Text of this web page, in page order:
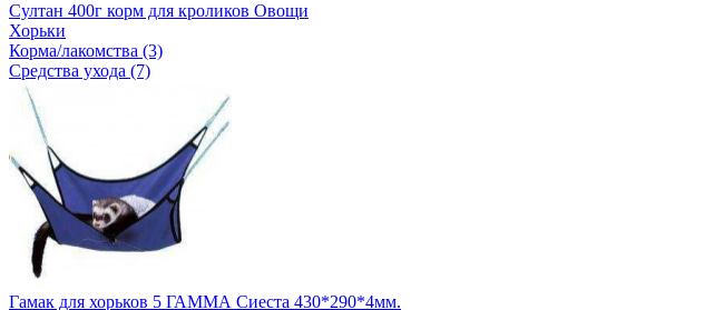
Султан 400г корм для кроликов Овощи
Хорьки
Корма/лакомства (3)
Средства ухода (7)
Гамак для хорьков 5 ГАММА Сиеста 430*290*4мм.